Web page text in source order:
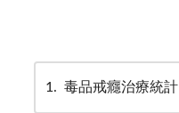
1 毒品戒癮治療統計